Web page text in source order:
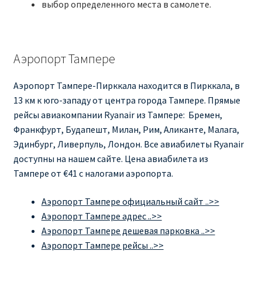
выбор определенного места в самолете.
Аэропорт Тампере
Аэропорт Тампере-Пирккала находится в Пирккала, в
13 км к юго-западу от центра города Тампере. Прямые
рейсы авиакомпании Ryanair из Тампере: Бремен,
Франкфурт, Будапешт, Милан, Рим, Аликанте, Малага,
Эдинбург, Ливерпуль, Лондон. Все авиабилеты Ryanair
доступны на нашем сайте. Цена авиабилета из
Тампере от €41 с налогами аэропорта.
Аэропорт Тампере официальный сайт ..>>
Аэропорт Тампере адрес ..>>
Аэропорт Тампере дешевая парковка ..>>
Аэропорт Тампере рейсы ..>>